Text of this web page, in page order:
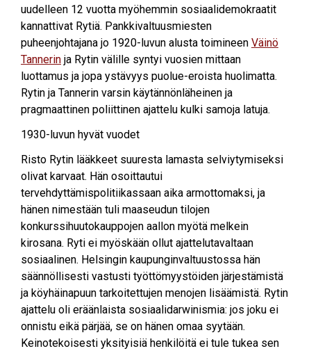
uudelleen 12 vuotta myöhemmin sosiaalidemokraatit
kannattivat Rytiä. Pankkivaltuusmiesten
puheenjohtajana jo 1920-luvun alusta toimineen Väinö
Tannerin ja Rytin välille syntyi vuosien mittaan
luottamus ja jopa ystävyys puolue-eroista huolimatta.
Rytin ja Tannerin varsin käytännönläheinen ja
pragmaattinen poliittinen ajattelu kulki samoja latuja.
1930-luvun hyvät vuodet
Risto Rytin lääkkeet suuresta lamasta selviytymiseksi
olivat karvaat. Hän osoittautui
tervehdyttämispolitiikassaan aika armottomaksi, ja
hänen nimestään tuli maaseudun tilojen
konkurssihuutokauppojen aallon myötä melkein
kirosana. Ryti ei myöskään ollut ajattelutavaltaan
sosiaalinen. Helsingin kaupunginvaltuustossa hän
säännöllisesti vastusti työttömyystöiden järjestämistä
ja köyhäinapuun tarkoitettujen menojen lisäämistä. Rytin
ajattelu oli eräänlaista sosiaalidarwinismia: jos joku ei
onnistu eikä pärjää, se on hänen omaa syytään.
Keinotekoisesti yksityisiä henkilöitä ei tule tukea sen